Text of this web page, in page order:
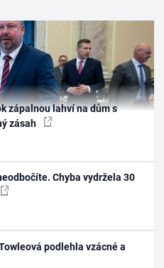
zápalnou lahví na dům s
zásah
Chyba vydržela 30
podlehla vzácné a